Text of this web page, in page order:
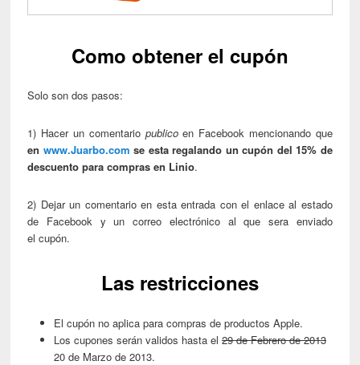
Como obtener el cupón
Solo son dos pasos:
1) Hacer un comentario publicoen Facebook mencionando que
en www.Juarbo.com se esta regalando un cupón del 15% de
descuento para compras en Linio.
2) Dejar un comentario en esta entrada con el enlace al estado
de Facebook y un correo electrónico al que sera enviado
el cupón.
Las restricciones
El cupón no aplica para compras de productos Apple.
Los cupones serán validos hasta el 29 de Febrero de 2013
20 de Marzo de 2013.